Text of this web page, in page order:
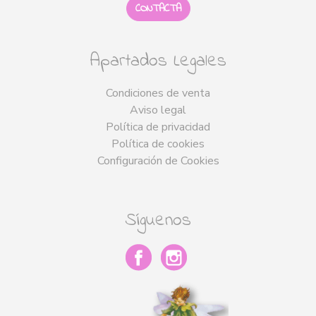
CONTACTA
Apartados Legales
Condiciones de venta
Aviso legal
Política de privacidad
Política de cookies
Configuración de Cookies
Síguenos